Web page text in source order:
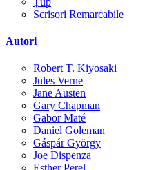
Scrisori Remarcabile
Autori
Robert T. Kiyosaki
Jules Verne
Jane Austen
Gary Chapman
Gabor Maté
Daniel Goleman
Gáspár György
Joe Dispenza